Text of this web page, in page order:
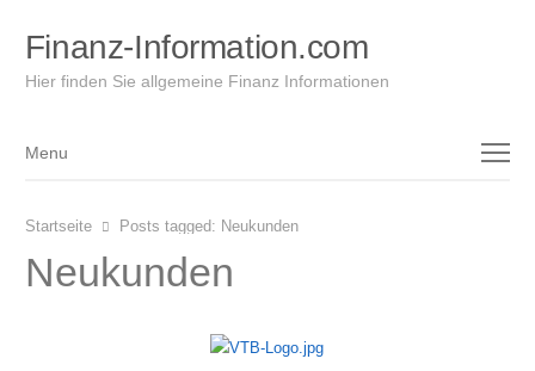
Finanz-Information.com
Hier finden Sie allgemeine Finanz Informationen
Menu
Menu
Startseite Posts tagged: Neukunden
Neukunden